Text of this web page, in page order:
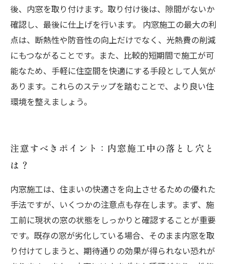
後、内窓を取り付けます。取り付け後は、隙間がないか
確認し、最後に仕上げを行います。 内窓施工の最大の利
点は、断熱性や防音性の向上だけでなく、光熱費の削減
にもつながることです。また、比較的短期間で施工が可
能なため、手軽に住空間を快適にする手段として人気が
あります。これらのステップを踏むことで、より良い住
環境を整えましょう。
注意すべきポイント：内窓施工中の落とし穴と
は？
内窓施工は、住まいの快適さを向上させるための優れた
手法ですが、いくつかの注意点も存在します。まず、施
工前に現状の窓の状態をしっかりと確認することが重要
です。既存の窓が劣化している場合、そのまま内窓を取
り付けてしまうと、期待通りの効果が得られない恐れが